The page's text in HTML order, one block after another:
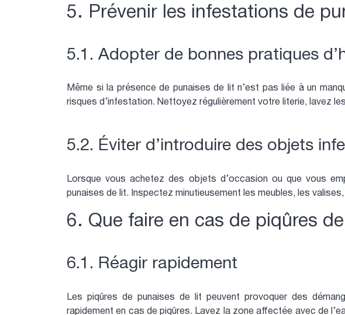
5. Prévenir les infestations de
5.1. Adopter de bonnes pratiques
Même si la présence de punaises de lit n’est pas liée à un
risques d’infestation. Nettoyez régulièrement votre literie, lavez
5.2. Éviter d’introduire des objets
Lorsque vous achetez des objets d’occasion ou que vous
punaises de lit. Inspectez minutieusement les meubles, les
6. Que faire en cas de piqûres
6.1. Réagir rapidement
Les piqûres de punaises de lit peuvent provoquer des
rapidement en cas de piqûres. Lavez la zone affectée avec de